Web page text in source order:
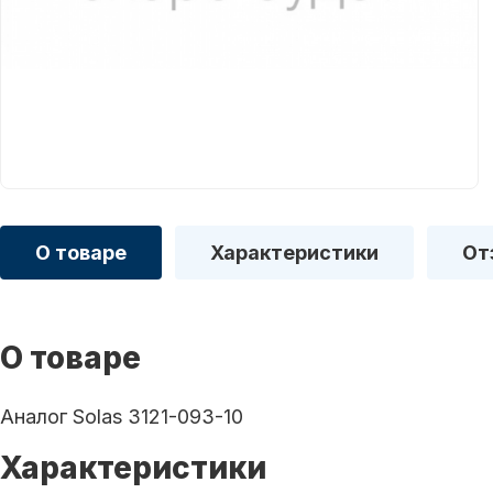
О товаре Характеристики
О товаре
Аналог Solas 3121-093-10
Характеристики